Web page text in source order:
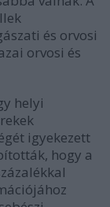
és orvosi
orvosi és
helyi
igyekezett
hogy a